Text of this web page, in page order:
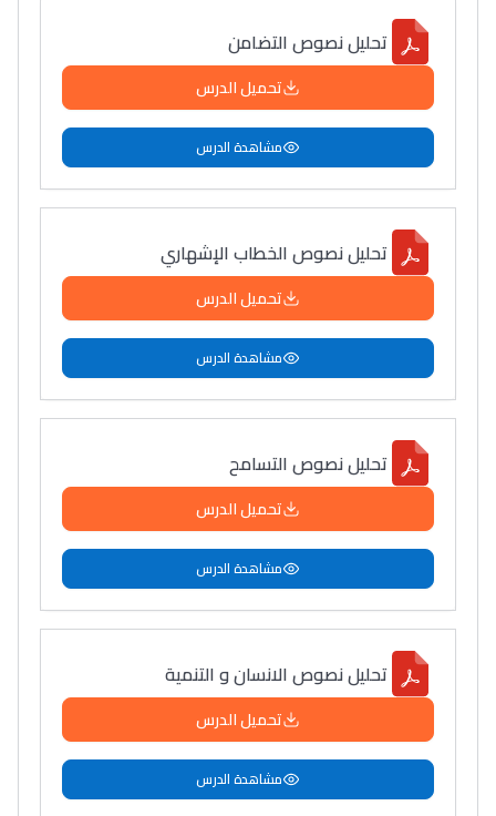
سامورا
بطلة المغرب فالقفز
الطولي، ملاك البردع
كتحكي على تجربتها
فالرّياضة و الدّراسة
تحليل نصوص التضامن
تحميل الدرس
مشاهدة الدرس
تحليل نصوص الخطاب الإشهاري
تحميل الدرس
مشاهدة الدرس
تحليل نصوص التسامح
تحميل الدرس
مشاهدة الدرس
تحليل نصوص الانسان و التنمية
تحميل الدرس
مشاهدة الدرس